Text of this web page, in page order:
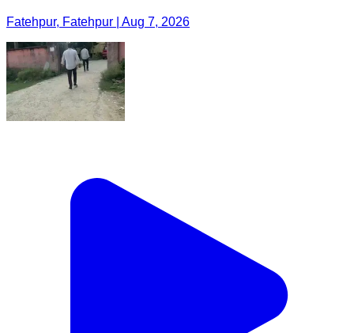
Fatehpur, Fatehpur | Aug 7, 2026